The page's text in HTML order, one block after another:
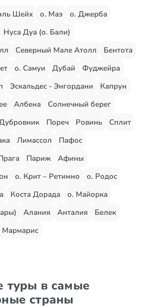
Шейх о. Маэ
о. Джерба
Нуса Дуа (о. Бали)
Северный Мале Атолл
Бентота
о. Самуи Дубай
Фуджейра
Эскальдес - Энгордани
Капрун
Албена
Солнечный берег
Пореч Ровинь
Сплит
Лимассол
Пафос
Париж
Афины
о. Крит – Ретимно
о. Родос
Коста Дорада
о. Майорка
Алания Анталия
Белек
Мармарис
туры в самые
страны